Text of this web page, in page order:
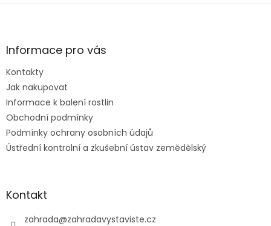
Z
aInformace pro vás
Kontakty
Jak nakupovat
Informace k balení rostlin
Obchodní podmínky
Podmínky ochrany osobních údajů
Ústřední kontrolní a zkušební ústav zemědělský
Kontakt
zahrada@zahradavystaviste.cz